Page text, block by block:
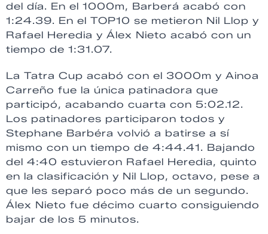
del día. En el 1000m, Barberá acabó con
1:24.39. En el TOP10 se metieron Nil Llop y
Rafael Heredia y Álex Nieto acabó con un
tiempo de 1:31.07.
La Tatra Cup acabó con el 3000m y Ainoa
Carreño fue la única patinadora que
participó, acabando cuarta con 5:02.12.
Los patinadores participaron todos y
Stephane Barbéra volvió a batirse a sí
mismo con un tiempo de 4:44.41. Bajando
del 4:40 estuvieron Rafael Heredia, quinto
en la clasificación y Nil Llop, octavo, pese a
que les separó poco más de un segundo.
Álex Nieto fue décimo cuarto consiguiendo
bajar de los 5 minutos.